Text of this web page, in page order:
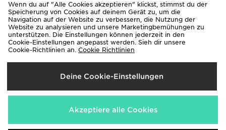
Lieferung Nach
Österreich
Wir akzeptieren folgende Zahlungsmethoden
Wenn du auf "Alle Cookies akzeptieren" klickst, stimmst du der
Speicherung von Cookies auf deinem Gerät zu, um die
Navigation auf der Website zu verbessern, die Nutzung der
Website zu analysieren und unsere Marketingbemühungen zu
unterstützen. Die Einstellungen können jederzeit in den
Cookie-Einstellungen angepasst werden. Sieh dir unsere
Cookie-Richtlinien an. Cookie Richtlinien
Deine Cookie-Einstellungen
Akzeptiere alle Cookies